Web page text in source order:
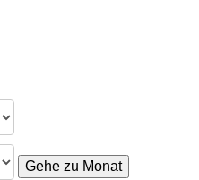
Gehe zu Monat